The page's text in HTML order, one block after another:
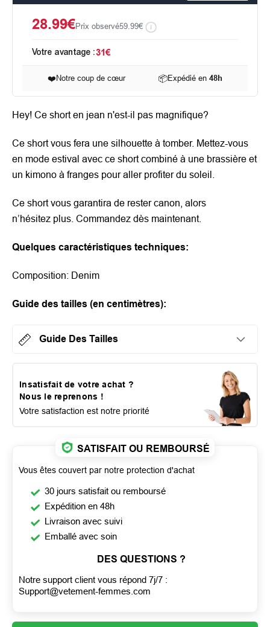
28.99€Prix observé59.99€
Votre avantage :31€
❤️ Notre coup de cœur 📦Expédié en48h
Hey! Ce short en jean n'est-il pas magnifique?
Ce short vous fera une silhouette à tomber. Mettez-vous
en mode estival avec ce short combiné à une brassière et
un kimono à franges pour aller profiter du soleil.
Ce short vous garantira de rester canon, alors
n’hésitez plus. Commandez dès maintenant.
Quelques caractéristiques techniques:
Composition: Denim
Guide des tailles (en centimètres):
Guide Des Tailles
Insatisfait de votre achat ?
Nous le reprenons !
Votre satisfaction est notre priorité
SATISFAIT OU REMBOURSÉ
Vous êtes couvert par notre protection d'achat
30 jours satisfait ou remboursé
Expédition en 48h
Livraison avec suivi
Emballé avec soin
DES QUESTIONS ?
Notre support client vous répond 7j/7 :
Support@vetement-femmes.com